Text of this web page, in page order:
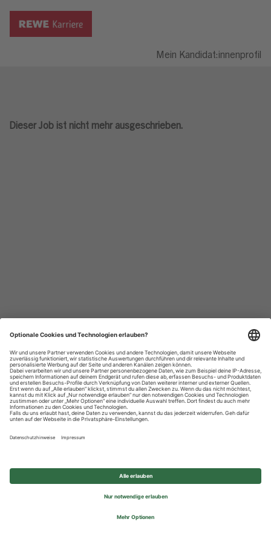
Mein Kandidat:innenprofil
Dieser Job ist nicht mehr ausgeschrieben.
Datenschutzhinweise
Impressum
Privatsphäre-Einstellungen
© 2026 REWE Group - All rights reserved